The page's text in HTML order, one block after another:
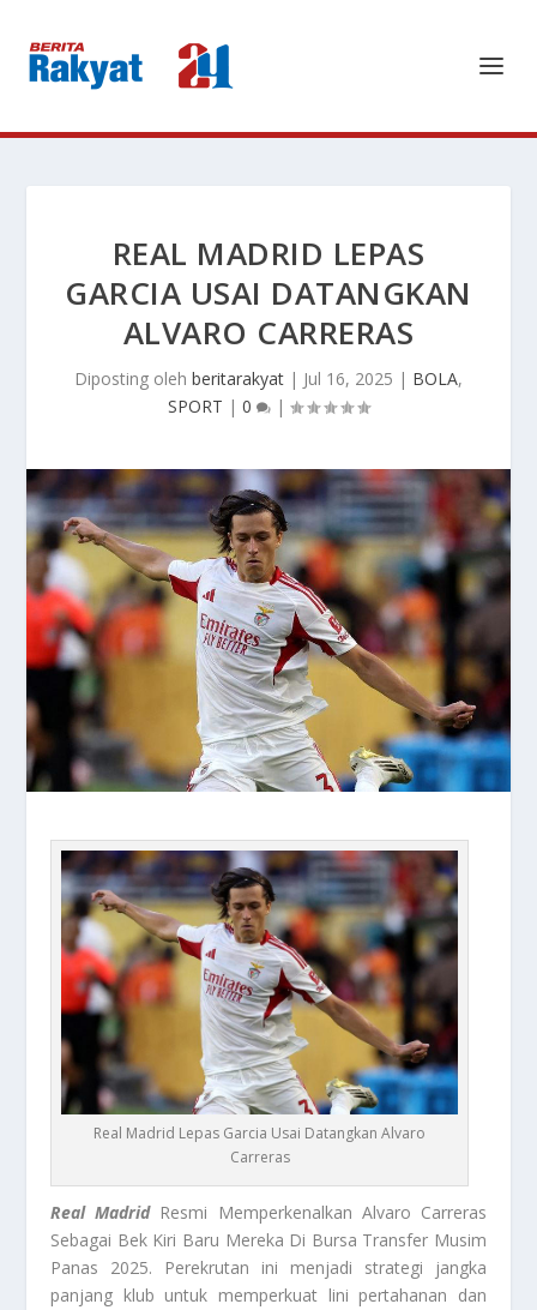
REAL MADRID LEPAS
GARCIA USAI DATANGKAN
ALVARO CARRERAS
Diposting oleh beritarakyat | Jul 16, 2025 | BOLA,
SPORT | 0 |
Real Madrid Lepas Garcia Usai Datangkan Alvaro
Carreras
Real MadridResmi Memperkenalkan Alvaro Carreras
Sebagai Bek Kiri Baru Mereka Di Bursa Transfer Musim
Panas 2025. Perekrutan ini menjadi strategi jangka
panjang klub untuk memperkuat lini pertahanan dan